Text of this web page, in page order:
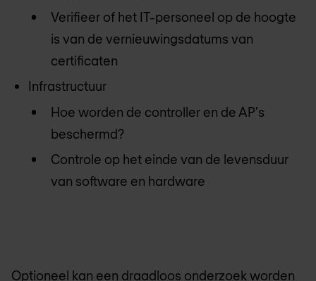
Verifieer of het IT-personeel op de hoogte
is van de vernieuwingsdatums van
certificaten
Infrastructuur
Hoe worden de controller en de AP's
beschermd?
Controle op het einde van de levensduur
van software en hardware
Optioneel kan een draadloos onderzoek worden